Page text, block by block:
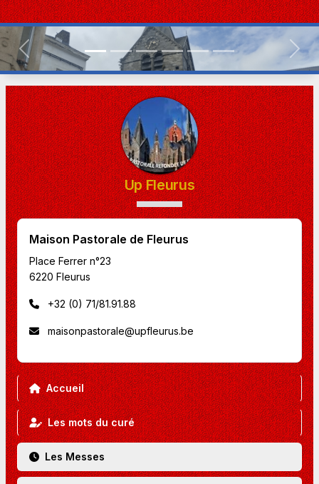
Previous Next
Up Fleurus
Maison Pastorale de Fleurus
Place Ferrer n°23
6220 Fleurus
+32 (0) 71/81.91.88
maisonpastorale@upfleurus.be
Accueil
Les mots du curé
Les Messes